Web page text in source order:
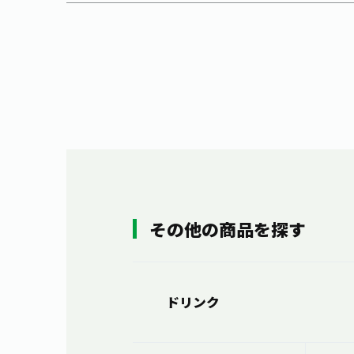
その他の商品を探す
ドリンク